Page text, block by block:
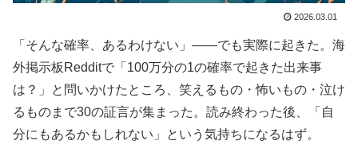
2026.03.01
「そんな確率、あるわけない」——でも実際に起きた。海
外掲示板Redditで「100万分の1の確率で起きた出来事
は？」と問いかけたところ、笑えるもの・怖いもの・泣け
るものまで30の証言が集まった。読み終わった後、「自
分にもあるかもしれない」という気持ちになるはず。